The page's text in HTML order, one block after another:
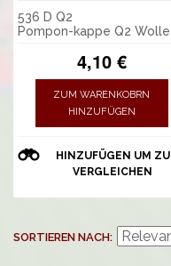
536 D Q2
Pompon-kappe Q2 Wolle
4,10 €
ZUM WARENKOBRN
HINZUFÜGEN
HINZUFÜGEN UM ZU
VERGLEICHEN
SORTIEREN NACH